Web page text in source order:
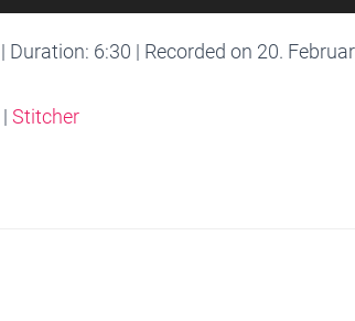
| Duration: 6:30 | Recorded on 20.
| Stitcher